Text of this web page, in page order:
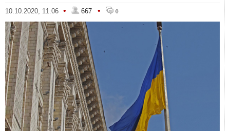
10.10.2020, 11:06 • 667 • 0